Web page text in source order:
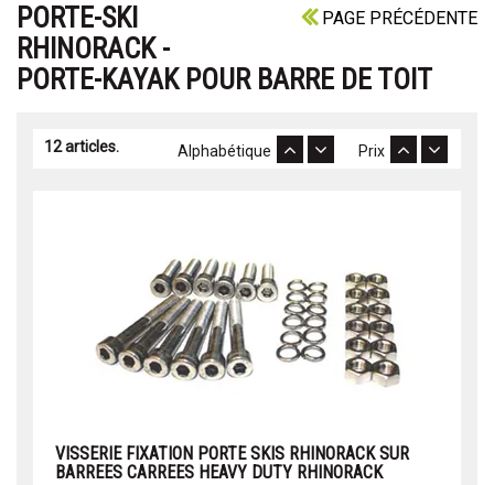
PAGE PRÉCÉDENTE
PORTE-SKI
RHINORACK -
PORTE-KAYAK POUR BARRE DE TOIT
12 articles. Prix
Alphabétique
VISSERIE FIXATION PORTE SKIS RHINORACK SUR
BARREES CARREES HEAVY DUTY RHINORACK